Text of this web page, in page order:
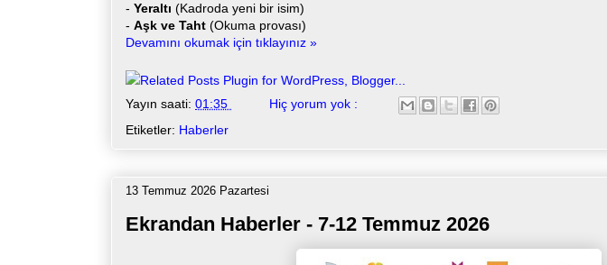
- Yeraltı (Kadroda yeni bir isim)
- Aşk ve Taht (Okuma provası)
Devamını okumak için tıklayınız »
Yayın saati: 01:35
Hiç yorum yok :
Etiketler: Haberler
13 Temmuz 2026 Pazartesi
Ekrandan Haberler - 7-12 Temmuz 2026